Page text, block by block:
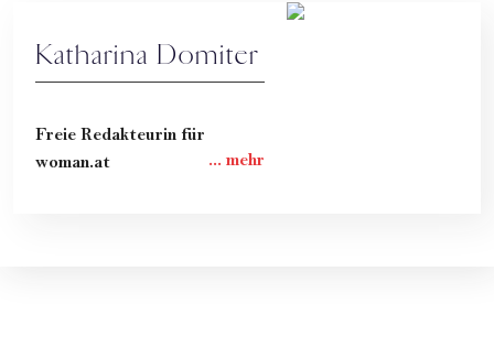
Katharina Domiter
Freie Redakteurin für
woman.at